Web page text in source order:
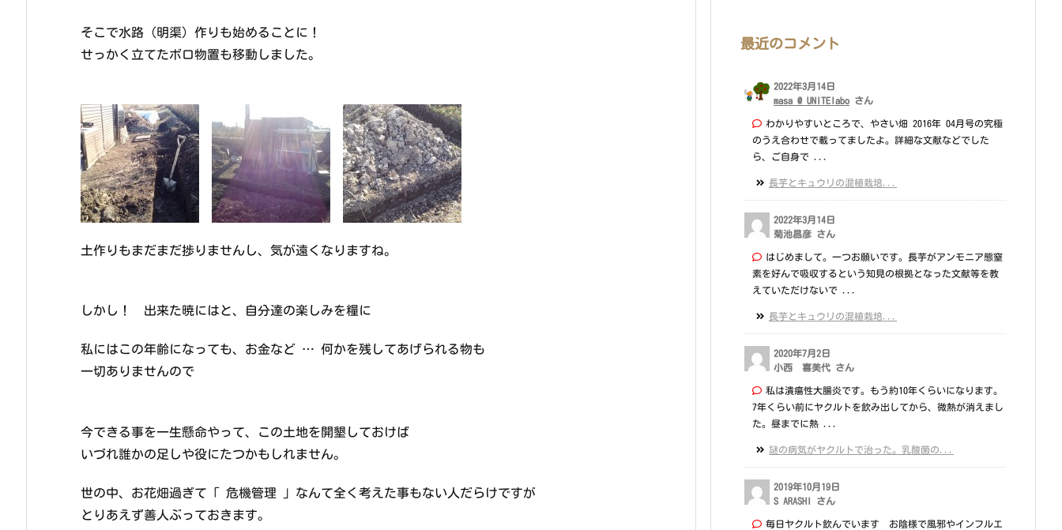
そこで水路（明渠）作りも始めることに！
せっかく立てたボロ物置も移動しました。
土作りもまだまだ捗りませんし、気が遠くなりますね。
しかし！ 出来た暁にはと、自分達の楽しみを糧に
私にはこの年齢になっても、お金など … 何かを残してあげられる物も
一切ありませんので
今できる事を一生懸命やって、この土地を開墾しておけば
いづれ誰かの足しや役にたつかもしれません。
世の中、お花畑過ぎて「 危機管理 」なんて全く考えた事もない人だらけですが
とりあえず善人ぶっておきます。
最近のコメント
2022年3月14日
masa @ UNITElabo さん
わかりやすいところで、やさい畑 2016年 04月号の究極
のうえ合わせで載ってましたよ。詳細な文献などでした
ら、ご自身で ...
長芋とキュウリの混植栽培...
2022年3月14日
菊池昌彦 さん
はじめまして。一つお願いです。長芋がアンモニア態窒
素を好んで吸収するという知見の根拠となった文献等を教
えていただけないで ...
長芋とキュウリの混植栽培...
2020年7月2日
小西 喜美代 さん
私は潰瘍性大腸炎です。もう約10年くらいになります。
7年くらい前にヤクルトを飲み出してから、微熱が消えまし
た。昼までに熱 ...
謎の病気がヤクルトで治った。乳酸菌の...
2019年10月19日
S ARASHI さん
毎日ヤクルト飲んでいます お陰様で風邪やインフルエ